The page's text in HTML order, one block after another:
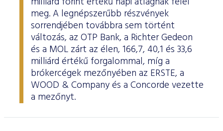
meg. A legnépszerűbb részvények
sorrendjében továbbra sem történt
változás, az OTP Bank, a Richter Gedeon
és a MOL zárt az élen, 166,7, 40,1 és 33,6
milliárd értékű forgalommal, míg a
brókercégek mezőnyében az ERSTE, a
WOOD & Company és a Concorde vezette
a mezőnyt.